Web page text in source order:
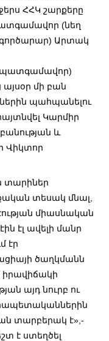
ՀՀԿ շարքերը
(նեղ
գործարար) Արտակ
պատգամավոր)
այսօր մի բան
պահպանելու
Կարմիր
և
Վիկտոր
տարիներ
տեսակ մնալ,
միասնական
էլ ավելի մանր
էր
ծաղկմանն
իրավիճակի
այդ նուրբ ու
տարբերակ է»,-
է ստեղծել